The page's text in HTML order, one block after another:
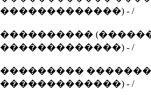
�������������) - /
����������
�������������) - /
���������
�������������) - /